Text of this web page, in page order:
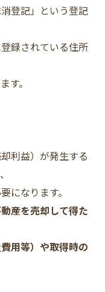
登記」という登記
録されている住所
す。
利益）が発生する
になります。
産を売却して得た
用等）や取得時の